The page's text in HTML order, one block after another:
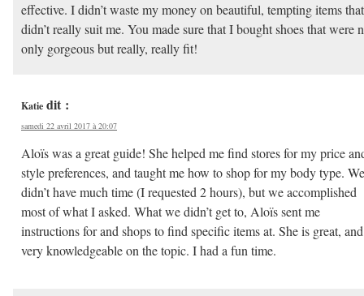
effective. I didn’t waste my money on beautiful, tempting items that
didn’t really suit me. You made sure that I bought shoes that were
only gorgeous but really, really fit!
Katie dit :
samedi 22 avril 2017 à 20:07
Aloïs was a great guide! She helped me find stores for my price
style preferences, and taught me how to shop for my body type. We
didn’t have much time (I requested 2 hours), but we accomplished
most of what I asked. What we didn’t get to, Aloïs sent me
instructions for and shops to find specific items at. She is great, and
very knowledgeable on the topic. I had a fun time.